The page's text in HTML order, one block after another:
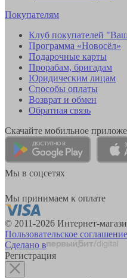
Покупателям
Клуб покупателей
Программа «Новосёл»
Подарочные карты
Прорабам, бригадам
Юридическим лицам
Способы оплаты
Возврат и обмен
Обратная связь
Скачайте мобильное
Мы в соцсетях
Мы принимаем к оплате
© 2011-2026 Интернет-
Пользовательское соглашение
Сделано в
Регистрация